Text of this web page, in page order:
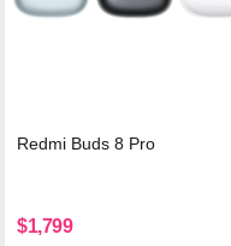
Redmi Buds 8 Pro
$1,799